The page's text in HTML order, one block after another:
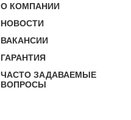
О КОМПАНИИ
НОВОСТИ
ВАКАНСИИ
ГАРАНТИЯ
ЧАСТО ЗАДАВАЕМЫЕ
ВОПРОСЫ